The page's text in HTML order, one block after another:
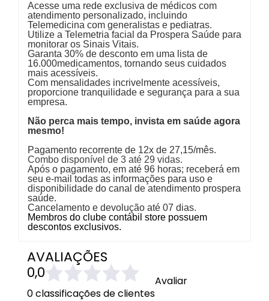
Acesse uma rede exclusiva de médicos com
atendimento personalizado, incluindo
Telemedicina com generalistas e pediatras.
Utilize a Telemetria facial da Prospera Saúde para
monitorar os Sinais Vitais.
Garanta 30% de desconto em uma lista de
16.000medicamentos, tornando seus cuidados
mais acessíveis.
Com mensalidades incrivelmente acessíveis,
proporcione tranquilidade e segurança para a sua
empresa.
Não perca mais tempo, invista em saúde agora
mesmo!
Pagamento recorrente de 12x de 27,15/mês.
Combo disponível de 3 até 29 vidas.
Após o pagamento, em até 96 horas; receberá em
seu e-mail todas as informações para uso e
disponibilidade do canal de atendimento prospera
saúde.
Cancelamento e devolução até 07 dias.
Membros do clube contábil store possuem
descontos exclusivos.
AVALIAÇÕES
0,0
0 classificações de clientes
Avaliar